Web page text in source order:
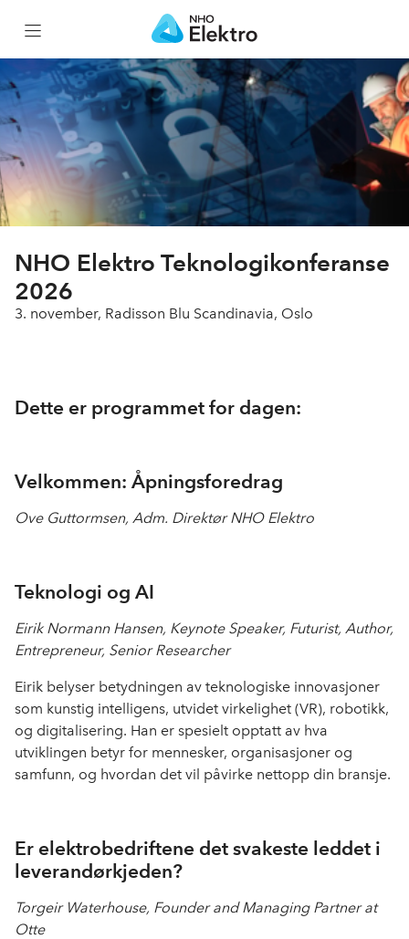
NHO Elektro Teknologikonferanse
2026
3. november, Radisson Blu Scandinavia, Oslo
Hjem
Program
Dette er programmet for dagen:
Velkommen: Åpningsforedrag
Ove Guttormsen, Adm. Direktør NHO Elektro
Teknologi og AI
Eirik Normann Hansen, Keynote Speaker, Futurist, Author,
Entrepreneur, Senior Researcher
Eirik belyser betydningen av teknologiske innovasjoner
som kunstig intelligens, utvidet virkelighet (VR), robotikk,
og digitalisering. Han er spesielt opptatt av hva
utviklingen betyr for mennesker, organisasjoner og
samfunn, og hvordan det vil påvirke nettopp din bransje.
Er elektrobedriftene det svakeste leddet i
leverandørkjeden?
Torgeir Waterhouse, Founder and Managing Partner at
Otte